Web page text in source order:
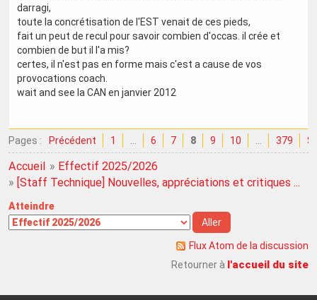
darragi,
toute la concrétisation de l'EST venait de ces pieds,
fait un peut de recul pour savoir combien d'occas. il crée et
combien de but il l'a mis?
certes, il n'est pas en forme mais c'est a cause de vos
provocations coach.
wait and see la CAN en janvier 2012
Pages : Précédent 1 6 7 8 9 10 379
Accueil » Effectif 2025/2026
» [Staff Technique] Nouvelles, appréciations et critiques ...
Atteindre
Flux Atom de la discussion
Retourner à l'accueil du site